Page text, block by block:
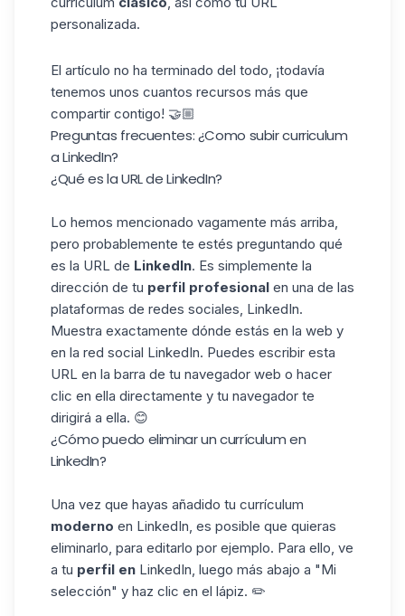
personalizada.
El artículo no ha terminado del todo, ¡todavía
tenemos unos cuantos recursos más que
compartir contigo! 🤝🏼
Preguntas frecuentes: ¿Como subir curriculum
a LinkedIn?
¿Qué es la URL de LinkedIn?
Lo hemos mencionado vagamente más arriba,
pero probablemente te estés preguntando qué
es la URL de LinkedIn. Es simplemente la
dirección de tu perfil profesional en una de las
plataformas de redes sociales, LinkedIn.
Muestra exactamente dónde estás en la web y
en la red social LinkedIn. Puedes escribir esta
URL en la barra de tu navegador web o hacer
clic en ella directamente y tu navegador te
dirigirá a ella. 😊
¿Cómo puedo eliminar un currículum en
LinkedIn?
Una vez que hayas añadido tu currículum
moderno en LinkedIn, es posible que quieras
eliminarlo, para editarlo por ejemplo. Para ello, ve
a tu perfil en LinkedIn, luego más abajo a "Mi
selección" y haz clic en el lápiz. ✏️